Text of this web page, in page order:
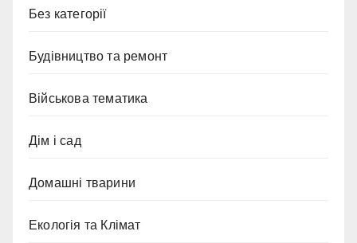
Без категорії
Будівництво та ремонт
Військова тематика
Дім і сад
Домашні тварини
Екологія та Клімат